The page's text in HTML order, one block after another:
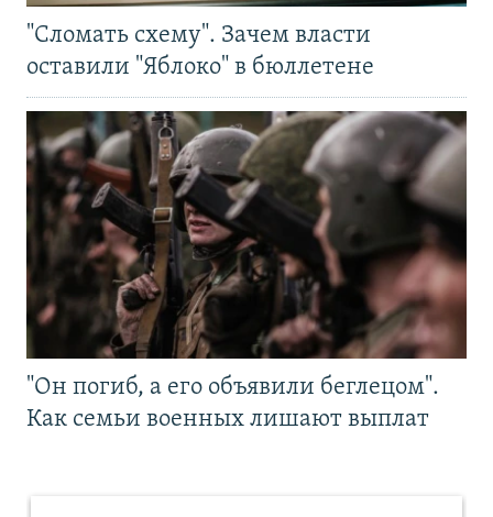
"Сломать схему". Зачем власти
оставили "Яблоко" в бюллетене
"Он погиб, а его объявили беглецом".
Как семьи военных лишают выплат